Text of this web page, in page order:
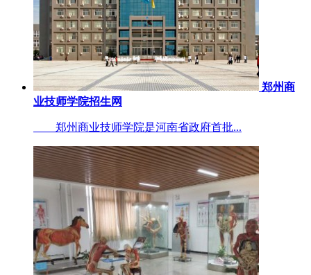
郑州商
业技师学院招生网
郑州商业技师学院是河南省政府首批...